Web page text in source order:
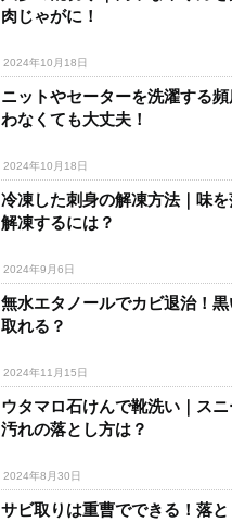
肉じゃがに！
2024年10月18日
ニットやセーターを洗濯する
わなくても大丈夫！
2024年10月18日
冷凍した刺身の解凍方法｜味を
解凍するには？
2024年9月6日
無水エタノールでカビ退治！
取れる？
2024年11月15日
ウタマロ石けんで靴洗い｜ス
汚れの落とし方は？
2024年8月30日
サビ取りは重曹でできる！落